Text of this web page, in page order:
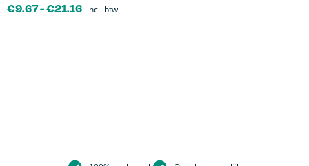
€9.67-€21.16 incl. btw